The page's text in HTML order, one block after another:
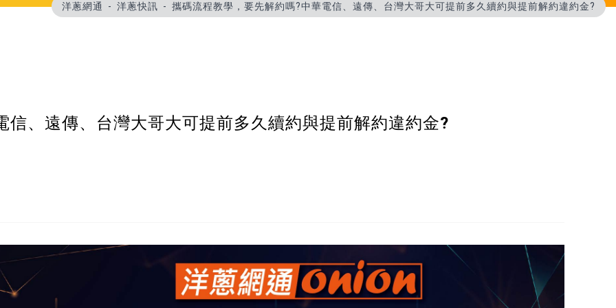
洋蔥網通 洋蔥快訊 攜碼流程教學，要先解約嗎?中華電信、遠傳、台灣大哥大可提前多久續約與提前解約違約金?
信、遠傳、台灣大哥大可提前多久續約與提前解約違約金?